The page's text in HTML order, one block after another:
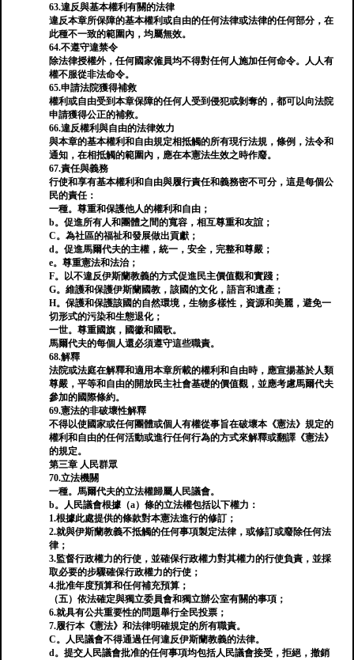
63.違反與基本權利有關的法律
違反本章所保障的基本權利或自由的任何法律或法律的任何部分，在
此種不一致的範圍內，均屬無效。
64.不遵守違禁令
除法律授權外，任何國家僱員均不得對任何人施加任何命令。人人有
權不服從非法命令。
65.申請法院獲得補救
權利或自由受到本章保障的任何人受到侵犯或剝奪的，都可以向法院
申請獲得公正的補救。
66.違反權利與自由的法律效力
與本章的基本權利和自由規定相抵觸的所有現行法規，條例，法令和
通知，在相抵觸的範圍內，應在本憲法生效之時作廢。
67.責任與義務
行使和享有基本權利和自由與履行責任和義務密不可分，這是每個公
民的責任：
一種。尊重和保護他人的權利和自由；
b。促進所有人和團體之間的寬容，相互尊重和友誼；
C。為社區的福祉和發展做出貢獻；
d。促進馬爾代夫的主權，統一，安全，完整和尊嚴；
e。尊重憲法和法治；
F。以不違反伊斯蘭教義的方式促進民主價值觀和實踐；
G。維護和保護伊斯蘭國教，該國的文化，語言和遺產；
H。保護和保護該國的自然環境，生物多樣性，資源和美麗，避免一
切形式的污染和生態退化；
一世。尊重國旗，國徽和國歌。
馬爾代夫的每個人還必須遵守這些職責。
68.解釋
法院或法庭在解釋和適用本章所載的權利和自由時，應宣揚基於人類
尊嚴，平等和自由的開放民主社會基礎的價值觀，並應考慮馬爾代夫
參加的國際條約。
69.憲法的非破壞性解釋
不得以使國家或任何團體或個人有權從事旨在破壞本《憲法》規定的
權利和自由的任何活動或進行任何行為的方式來解釋或翻譯《憲法》
的規定。
第三章 人民群眾
70.立法機關
一種。馬爾代夫的立法權歸屬人民議會。
b。人民議會根據（a）條的立法權包括以下權力：
1.根據此處提供的條款對本憲法進行的修訂；
2.就與伊斯蘭教義不抵觸的任何事項製定法律，或修訂或廢除任何法
律；
3.監督行政權力的行使，並確保行政權力對其權力的行使負責，並採
取必要的步驟確保行政權力的行使；
4.批准年度預算和任何補充預算；
（五）依法確定與獨立委員會和獨立辦公室有關的事項；
6.就具有公共重要性的問題舉行全民投票；
7.履行本《憲法》和法律明確規定的所有職責。
C。人民議會不得通過任何違反伊斯蘭教義的法律。
d。提交人民議會批准的任何事項均包括人民議會接受，拒絕，撤銷